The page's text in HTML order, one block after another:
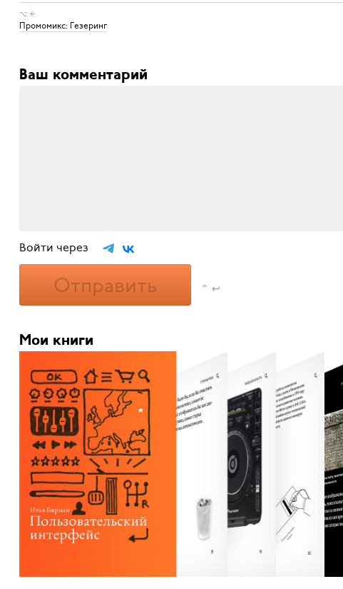
⌥ ←
Промомикс: Гезеринг
Ваш комментарий
Войти через
Отправить ⌃ ↩
Мои книги